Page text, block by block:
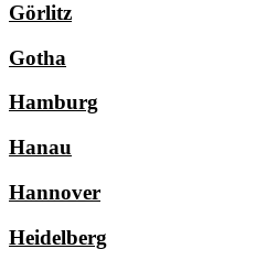
Görlitz
Gotha
Hamburg
Hanau
Hannover
Heidelberg